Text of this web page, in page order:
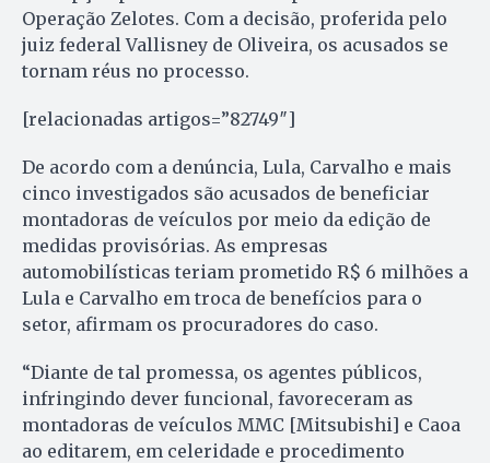
Operação Zelotes. Com a decisão, proferida pelo
juiz federal Vallisney de Oliveira, os acusados se
tornam réus no processo.
[relacionadas artigos=”82749″]
De acordo com a denúncia, Lula, Carvalho e mais
cinco investigados são acusados de beneficiar
montadoras de veículos por meio da edição de
medidas provisórias. As empresas
automobilísticas teriam prometido R$ 6 milhões a
Lula e Carvalho em troca de benefícios para o
setor, afirmam os procuradores do caso.
“Diante de tal promessa, os agentes públicos,
infringindo dever funcional, favoreceram as
montadoras de veículos MMC [Mitsubishi] e Caoa
ao editarem, em celeridade e procedimento